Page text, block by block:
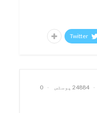
Twitter
24884 پوسٹس
0